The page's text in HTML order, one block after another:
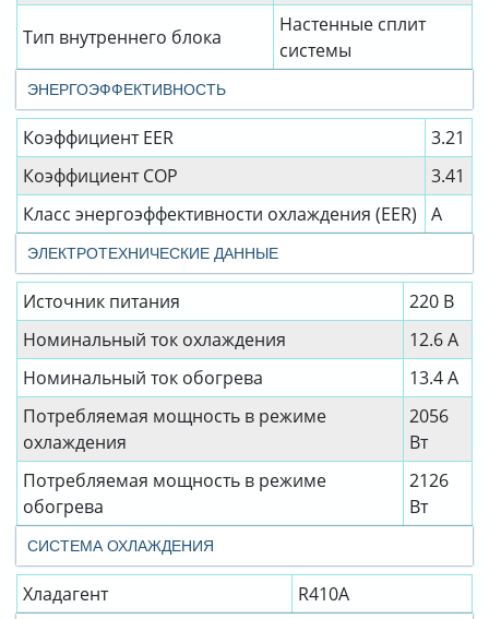
Тип внутреннего блока
Настенные сплит
системы
ЭНЕРГОЭФФЕКТИВНОСТЬ
Коэффициент EER
3.21
Коэффициент СОР
3.41
Класс энергоэффективности охлаждения (EER)
A
ЭЛЕКТРОТЕХНИЧЕСКИЕ ДАННЫЕ
Источник питания
220 В
Номинальный ток охлаждения
12.6 А
Номинальный ток обогрева
13.4 А
Потребляемая мощность в режиме
охлаждения
2056
Вт
Потребляемая мощность в режиме
обогрева
2126
Вт
СИСТЕМА ОХЛАЖДЕНИЯ
Хладагент R410A